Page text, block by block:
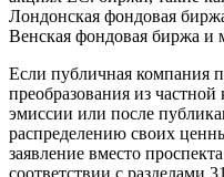
Лондонская фондовая
Венская фондовая биржа и
Если публичная компания
преобразования из
эмиссии или после
распределению своих
заявление вместо
соответствии с разделами